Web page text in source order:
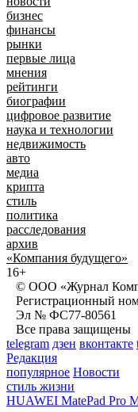
бизнес
финансы
рынки
первые лица
мнения
рейтинги
биографии
цифровое развитие
наука и технологии
недвижимость
авто
медиа
крипта
стиль
политика
расследования
архив
«Компания будущего»
16+
© ООО «Журнал
Регистрационный
Эл № ФС77-80561
Все права защищены
telegram дзен вконтакте
Редакция
популярное Новости
стиль жизни
HUAWEI MatePad Pro